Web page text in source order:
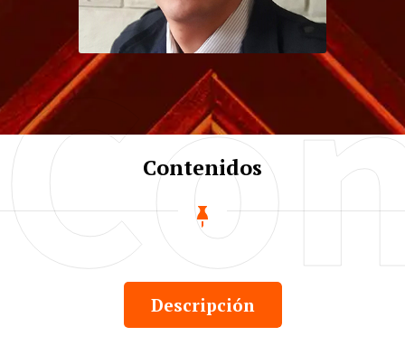
Nutricionales.
Diego Suárez
Estrella
Coordinador.
Doctor en Filosofía Sistema de
Alimentos e Ingeniero en
Alimentos.
Contenidos
Descripción